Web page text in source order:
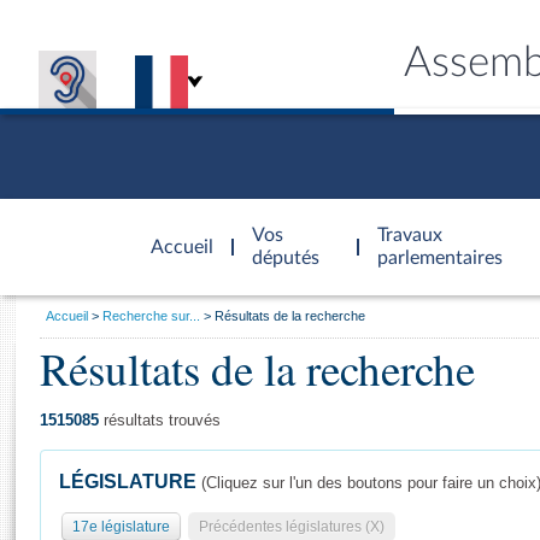
Accueil
d'accueil
Vos
députés
Travaux
parlementaires
Général
Vous
Accueil Recherche sur... Résultats de la recherche
Résultats de la recherche
1515085 résultats trouvés
LÉGISLATURE (Cliquez sur l'un des boutons pour faire un choix)
17e législature Précédentes législatures (X)